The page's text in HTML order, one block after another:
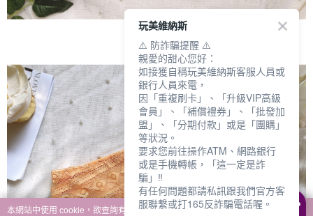
本網站中使用 cookie，欲查詢有關本網站使用 cookie 方式之詳情，及若您不希
玩美維納斯
⚠️ 防詐騙提醒 ⚠️
親愛的甜心您好：
如接獲自稱玩美維納斯客服人員或
銀行人員來電，
因「重複刷卡」、「升級VIP高級
會員」、「補償禮券」、「批發加
盟」、「分期付款」或是「團購」
等狀況。
要求您前往操作ATM、網路銀行
或是手機轉帳，「這一定是詐
騙」‼️
有任何問題都請私訊跟我們官方客
服聯繫或打165反詐騙電話喔。